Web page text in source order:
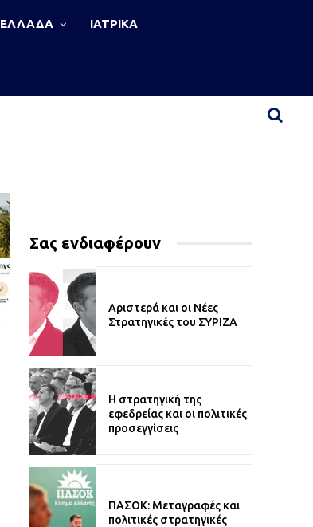
ΕΛΛΑΔΑ ΙΑΤΡΙΚΑ
Σας ενδιαφέρουν
Αριστερά και οι Νέες
Στρατηγικές του ΣΥΡΙΖΑ
Η στρατηγική της
εφεδρείας και οι πολιτικές
προσεγγίσεις
ΠΑΣΟΚ: Μεταγραφές και
πολιτικές στρατηγικές